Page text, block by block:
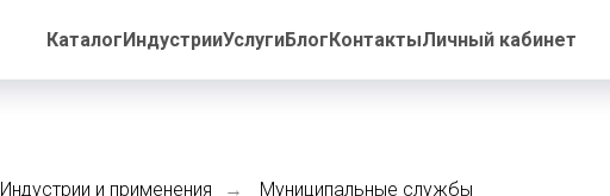
КаталогИндустрииУслугиБлогКонтактыЛичный кабинет
Индустрии и применения → Муниципальные службы